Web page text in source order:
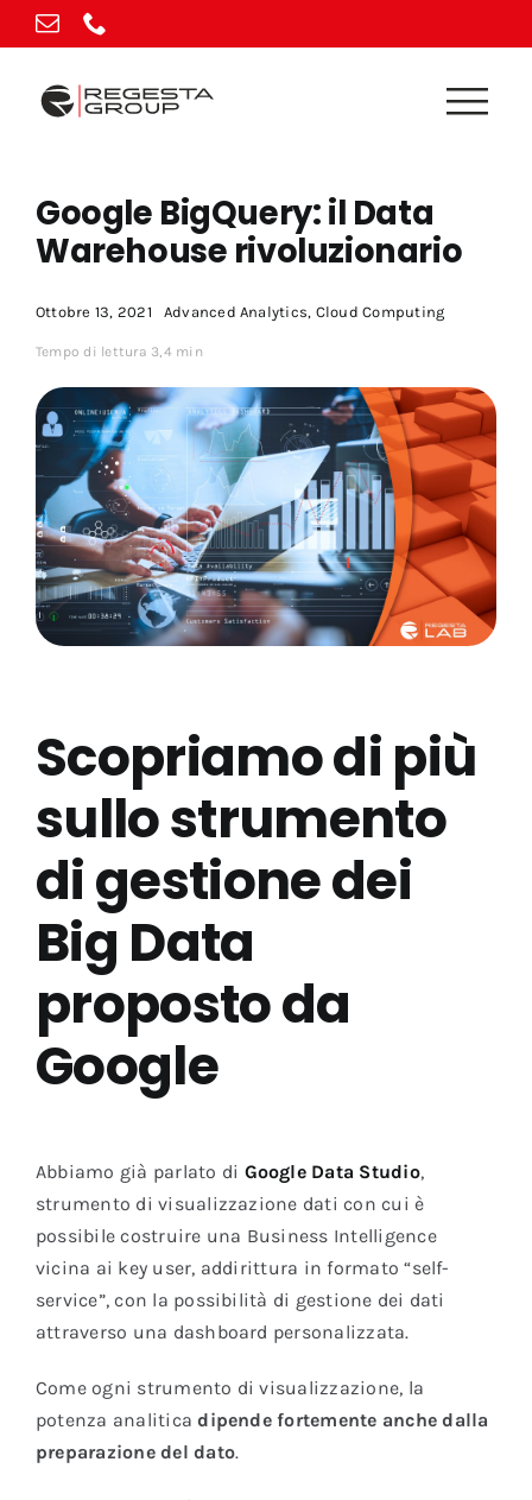
al
contenuto
Google BigQuery: il Data
Warehouse rivoluzionario
Ottobre 13, 2021 Advanced Analytics, Cloud Computing
Tempo di lettura 3,4 min
Scopriamo di più
sullo strumento
di gestione dei
Big Data
proposto da
Google
Abbiamo già parlato di Google Data Studio,
strumento di visualizzazione dati con cui è
possibile costruire una Business Intelligence
vicina ai key user, addirittura in formato “self-
service”, con la possibilità di gestione dei dati
attraverso una dashboard personalizzata.
Come ogni strumento di visualizzazione, la
potenza analiticadipende fortemente anche dalla
preparazione del dato.